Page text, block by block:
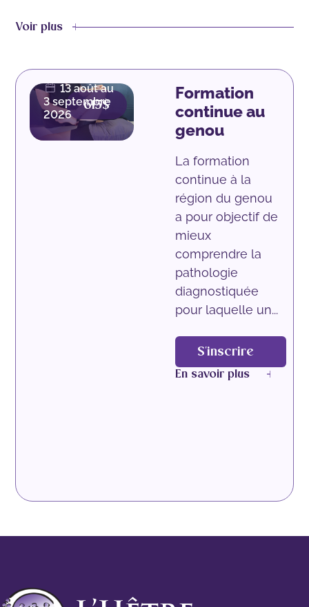
Voir plus
615$
Présentiel
13 août au
3 septembre
2026
Formation
continue au
genou
La formation
continue à la
région du genou
a pour objectif de
mieux
comprendre la
pathologie
diagnostiquée
pour laquelle un...
S'inscrire
En savoir plus